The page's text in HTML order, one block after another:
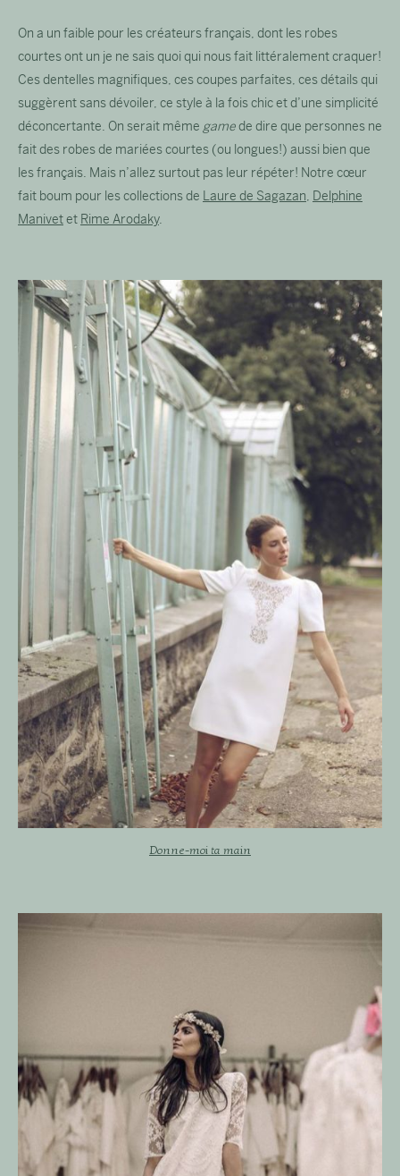
On a un faible pour les créateurs français, dont les robes
courtes ont un je ne sais quoi qui nous fait littéralement craquer!
Ces dentelles magnifiques, ces coupes parfaites, ces détails qui
suggèrent sans dévoiler, ce style à la fois chic et d’une simplicité
déconcertante. On serait même gamede dire que personnes ne
fait des robes de mariées courtes (ou longues!) aussi bien que
les français. Mais n’allez surtout pas leur répéter! Notre cœur
fait boum pour les collections de Laure de Sagazan, Delphine
Manivetet Rime Arodaky.
Donne-moi ta main